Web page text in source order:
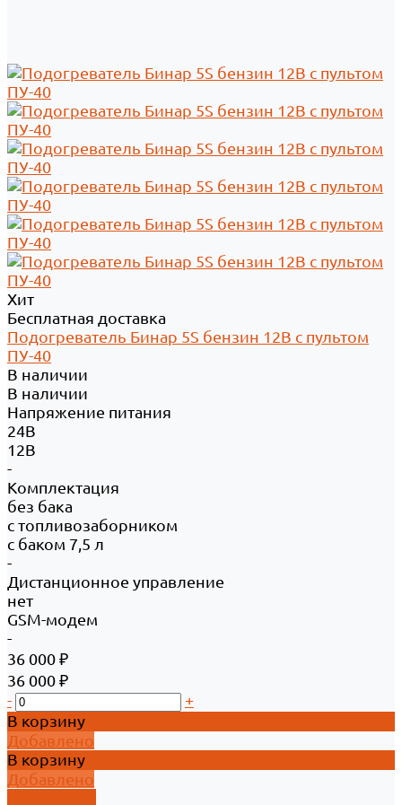
Хит
Бесплатная доставка
Подогреватель Бинар 5S бензин 12В с пультом
ПУ-40
В наличии
В наличии
Напряжение питания
24В
12В
-
Комплектация
без бака
с топливозаборником
с баком 7,5 л
-
Дистанционное управление
нет
GSM-модем
-
36 000 ₽
36 000 ₽
-
+
В корзину
Добавлено
В корзину
Добавлено